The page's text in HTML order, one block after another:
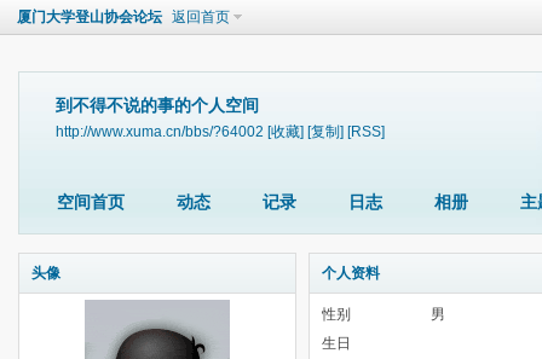
厦门大学登山协会论坛 返回首页
到不得不说的事的个人空间
http://www.xuma.cn/bbs/?64002 [收藏] [复制] [RSS]
空间首页 动态 记录 日志 相册 主
头像 个人资料
性别
男
生日